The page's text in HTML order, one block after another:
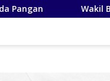
Buka Pengabdian